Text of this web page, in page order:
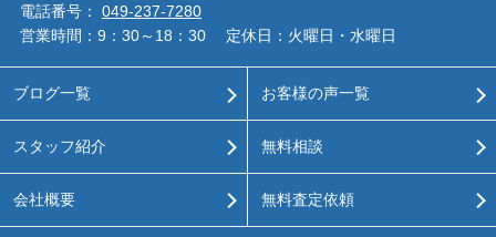
電話番号： 049-237-7280
営業時間：9：30～18：30
定休日：火曜日・水曜日
ブログ一覧
スタッフ紹介
会社概要
お客様の声一覧
無料相談
無料査定依頼